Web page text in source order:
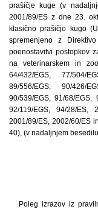
prašičje kuge (v
2001/89/ES z dne 23.
klasično prašičjo kugo
spremenjeno z
poenostavitvi postopkov
na veterinarskem in
64/432/EGS, 77/504/
89/556/EGS, 90/426/
90/539/EGS, 91/68/EGS,
92/119/EGS, 94/28/ES,
2001/89/ES, 2002/60/ES
40), (v nadaljnjem
Poleg izrazov iz